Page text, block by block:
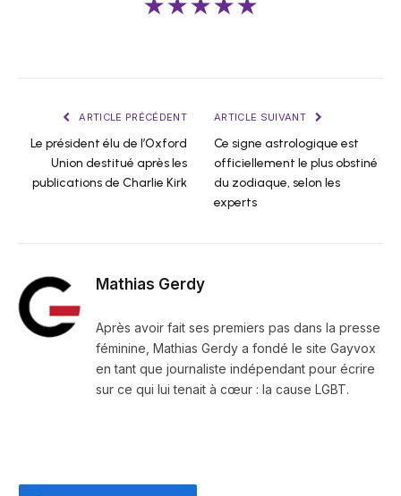
★★★★★
ARTICLE PRÉCÉDENT
Le président élu de l’Oxford
Union destitué après les
publications de Charlie Kirk
ARTICLE SUIVANT
Ce signe astrologique est
officiellement le plus obstiné
du zodiaque, selon les
experts
Mathias Gerdy
Après avoir fait ses premiers pas dans la presse
féminine, Mathias Gerdy a fondé le site Gayvox
en tant que journaliste indépendant pour écrire
sur ce qui lui tenait à cœur : la cause LGBT.